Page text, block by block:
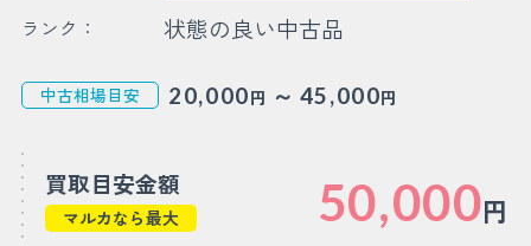
ランク： 状態の良い中古品
中古相場目安 20,000円 ～ 45,000円
買取目安金額
マルカなら最大 50,000円